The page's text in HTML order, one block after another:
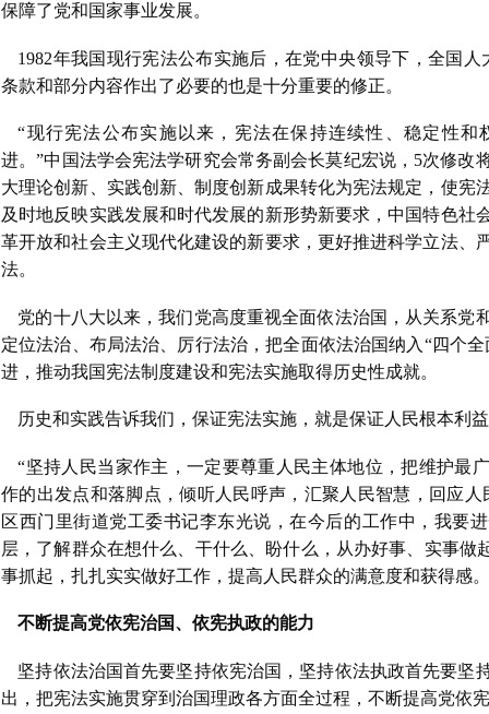
保障了党和国家事业发展。
1982年我国现行宪法公布实施后，在党中央领导下，全国
条款和部分内容作出了必要的也是十分重要的修正。
“现行宪法公布实施以来，宪法在保持连续性、稳定性和
进。”中国法学会宪法学研究会常务副会长莫纪宏说，5次修改
大理论创新、实践创新、制度创新成果转化为宪法规定，使宪
及时地反映实践发展和时代发展的新形势新要求，中国特色社
革开放和社会主义现代化建设的新要求，更好推进科学立法、
法。
党的十八大以来，我们党高度重视全面依法治国，从关系党
定位法治、布局法治、厉行法治，把全面依法治国纳入“四个
进，推动我国宪法制度建设和宪法实施取得历史性成就。
历史和实践告诉我们，保证宪法实施，就是保证人民根本利
“坚持人民当家作主，一定要尊重人民主体地位，把维护最
作的出发点和落脚点，倾听人民呼声，汇聚人民智慧，回应
区西门里街道党工委书记李东光说，在今后的工作中，我要
层，了解群众在想什么、干什么、盼什么，从办好事、实事做
事抓起，扎扎实实做好工作，提高人民群众的满意度和获得感。
不断提高党依宪治国、依宪执政的能力
坚持依法治国首先要坚持依宪治国，坚持依法执政首先要坚
出，把宪法实施贯穿到治国理政各方面全过程，不断提高党依